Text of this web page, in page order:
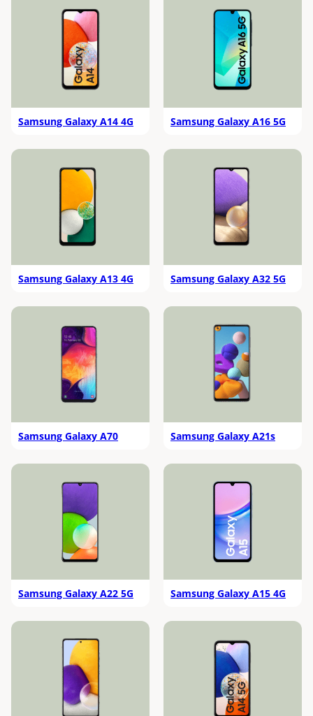
Samsung Galaxy A14 4G Samsung Galaxy A16 5G
Samsung Galaxy A13 4G Samsung Galaxy A32 5G
Samsung Galaxy A70 Samsung Galaxy A21s
Samsung Galaxy A22 5G Samsung Galaxy A15 4G